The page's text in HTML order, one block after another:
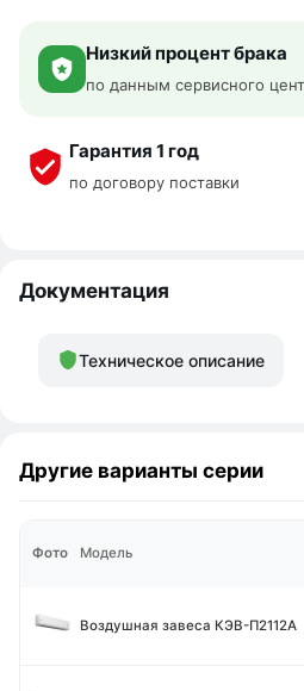
Низкий процент брака
по данным сервисного
Гарантия 1 год
по договору поставки
Документация
Техническое описание
Другие варианты серии
Фото Модель
Воздушная завеса КЭВ-П2112А